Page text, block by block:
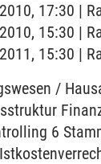
17:30 |
15:30 |
15:30 |
/
6